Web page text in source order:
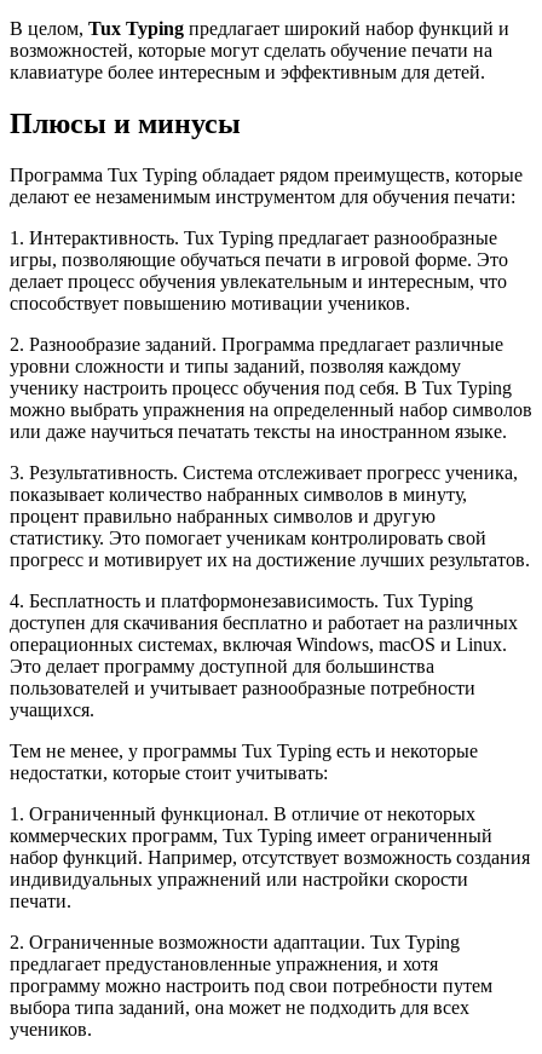
В целом, Tux Typing предлагает широкий набор функций и
возможностей, которые могут сделать обучение печати на
клавиатуре более интересным и эффективным для детей.
Плюсы и минусы
Программа Tux Typing обладает рядом преимуществ, которые
делают ее незаменимым инструментом для обучения печати:
1. Интерактивность. Tux Typing предлагает разнообразные
игры, позволяющие обучаться печати в игровой форме. Это
делает процесс обучения увлекательным и интересным, что
способствует повышению мотивации учеников.
2. Разнообразие заданий. Программа предлагает различные
уровни сложности и типы заданий, позволяя каждому
ученику настроить процесс обучения под себя. В Tux Typing
можно выбрать упражнения на определенный набор символов
или даже научиться печатать тексты на иностранном языке.
3. Результативность. Система отслеживает прогресс ученика,
показывает количество набранных символов в минуту,
процент правильно набранных символов и другую
статистику. Это помогает ученикам контролировать свой
прогресс и мотивирует их на достижение лучших результатов.
4. Бесплатность и платформонезависимость. Tux Typing
доступен для скачивания бесплатно и работает на различных
операционных системах, включая Windows, macOS и Linux.
Это делает программу доступной для большинства
пользователей и учитывает разнообразные потребности
учащихся.
Тем не менее, у программы Tux Typing есть и некоторые
недостатки, которые стоит учитывать:
1. Ограниченный функционал. В отличие от некоторых
коммерческих программ, Tux Typing имеет ограниченный
набор функций. Например, отсутствует возможность создания
индивидуальных упражнений или настройки скорости
печати.
2. Ограниченные возможности адаптации. Tux Typing
предлагает предустановленные упражнения, и хотя
программу можно настроить под свои потребности путем
выбора типа заданий, она может не подходить для всех
учеников.